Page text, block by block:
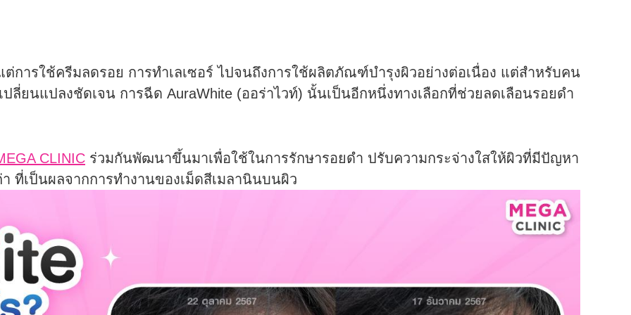
การใช้ครีมลดรอย การทำเลเซอร์ ไปจนถึงการใช้ผลิตภัณฑ์บำรุงผิวอย่างต่อเนื่อง แต่สำหรับคน
ลี่ยนแปลงชัดเจน การฉีด AuraWhite (ออร่าไวท์) นั้นเป็นอีกหนึ่งทางเลือกที่ช่วยลดเลือนรอยดำ
CLINIC ร่วมกันพัฒนาขึ้นมาเพื่อใช้ในการรักษารอยดำ ปรับความกระจ่างใสให้ผิวที่มีปัญหา
ที่เป็นผลจากการทำงานของเม็ดสีเมลานินบนผิว